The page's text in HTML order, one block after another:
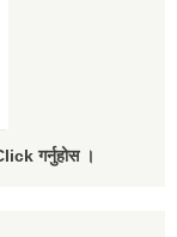
गर्नुहोस ।